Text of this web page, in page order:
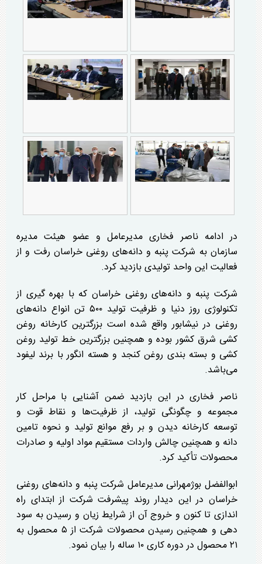
در ادامه ناصر فخاری مدیرعامل و عضو هیئت مدیره
سازمان به شرکت پنبه و دانه‌های روغنی خراسان رفت و از
فعالیت این واحد تولیدی بازدید کرد.
شرکت پنبه و دانه‌های روغنی خراسان که با بهره گیری از
تکنولوژی روز دنیا و ظرفیت تولید ۵۰۰ تن انواع دانه‌های
روغنی در نیشابور واقع شده است بزرگترین کارخانه روغن
کشی شرق کشور بوده و همچنین بزرگترین خط تولید روغن
کشی و بسته بندی روغن کنجد و هسته انگور با برند لیفود
می‌باشد.
ناصر فخاری در این بازدید ضمن آشنایی با مراحل کار
مجموعه و چگونگی تولید، از ظرفیت‌ها و نقاط قوت و
توسعه کارخانه دیدن و بر رفع موانع تولید و نحوه تامین
دانه و همچنین چالش واردات مستقیم مواد اولیه و صادرات
محصولات تأکید کرد.
ابوالفضل بوژمهرانی مدیرعامل شرکت پنبه و دانه‌های روغنی
خراسان در این دیدار روند پیشرفت شرکت از ابتدای راه
اندازی تا کنون و خروج آن از شرایط زیان و رسیدن به سود
دهی و همچنین رسیدن محصولات شرکت از ۵ محصول به
۲۱ محصول در دوره کاری ۱۰ ساله را بیان نمود.